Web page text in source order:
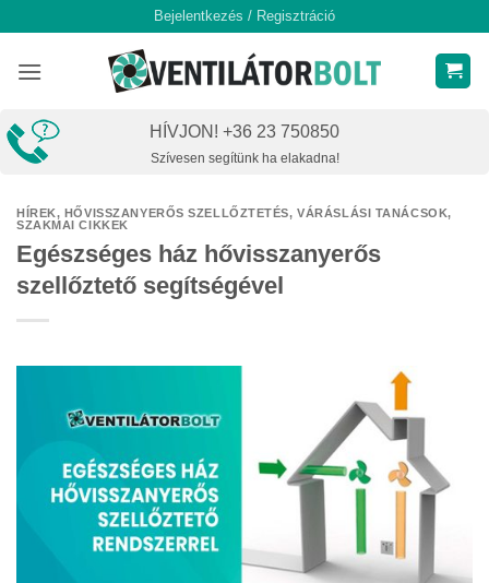
content
Bejelentkezés / Regisztráció
HÍVJON! +36 23 750850
Szívesen segítünk ha elakadna!
HÍREK, HŐVISSZANYERŐS SZELLŐZTETÉS,VÁRÁSLÁSI TANÁCSOK,
SZAKMAI CIKKEK
Egészséges ház hővisszanyerős
szellőztető segítségével